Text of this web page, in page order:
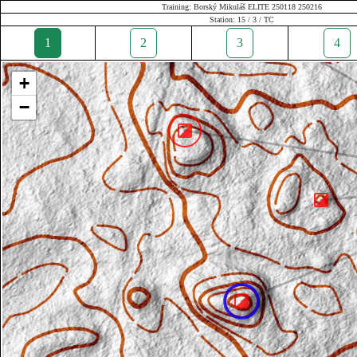
Training: Borský Mikuláš ELITE 250118 250216
Station: 15 / 3 / TC
1 2 3 4
+
−